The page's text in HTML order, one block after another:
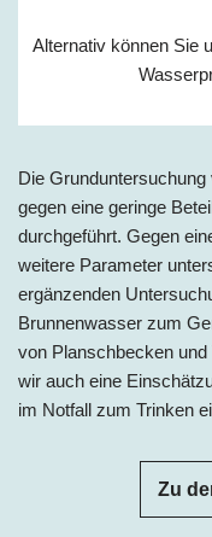
Alternativ können Sie
Die
gegen eine geringe
durchgeführt. Gegen
weitere Parameter
ergänzenden
Brunnenwasser zum
von Planschbecken
wir auch eine
im Notfall zum Trinken
Zu